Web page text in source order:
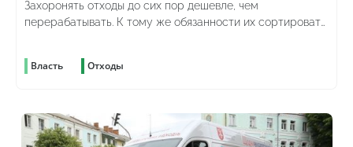
Захоронять отходы до сих пор дешевле, чем
перерабатывать. К тому же обязанности их сортировать
Власть Отходы